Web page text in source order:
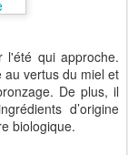
l'été qui approche.
vertus du miel et
De plus, il
d’origine
biologique.